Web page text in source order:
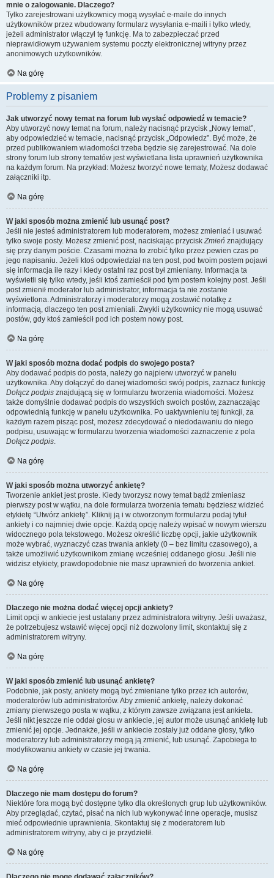
mnie o zalogowanie. Dlaczego?
Tylko zarejestrowani użytkownicy mogą wysyłać e-maile do innych
użytkowników przez wbudowany formularz wysyłania e-maili i tylko wtedy,
jeżeli administrator włączył tę funkcję. Ma to zabezpieczać przed
nieprawidłowym używaniem systemu poczty elektronicznej witryny przez
anonimowych użytkowników.
Na górę
Problemy z pisaniem
Jak utworzyć nowy temat na forum lub wysłać odpowiedź w temacie?
Aby utworzyć nowy temat na forum, należy nacisnąć przycisk „Nowy temat”,
aby odpowiedzieć w temacie, nacisnąć przycisk „Odpowiedz”. Być może, że
przed publikowaniem wiadomości trzeba będzie się zarejestrować. Na dole
strony forum lub strony tematów jest wyświetlana lista uprawnień użytkownika
na każdym forum. Na przykład: Możesz tworzyć nowe tematy, Możesz dodawać
załączniki itp.
Na górę
W jaki sposób można zmienić lub usunąć post?
Jeśli nie jesteś administratorem lub moderatorem, możesz zmieniać i usuwać
tylko swoje posty. Możesz zmienić post, naciskając przyciskZmień znajdujący
się przy danym poście. Czasami można to zrobić tylko przez pewien czas po
jego napisaniu. Jeżeli ktoś odpowiedział na ten post, pod twoim postem pojawi
się informacja ile razy i kiedy ostatni raz post był zmieniany. Informacja ta
wyświetli się tylko wtedy, jeśli ktoś zamieścił pod tym postem kolejny post. Jeśli
post zmienił moderator lub administrator, informacja ta nie zostanie
wyświetlona. Administratorzy i moderatorzy mogą zostawić notatkę z
informacją, dlaczego ten post zmieniali. Zwykli użytkownicy nie mogą usuwać
postów, gdy ktoś zamieścił pod ich postem nowy post.
Na górę
W jaki sposób można dodać podpis do swojego posta?
Aby dodawać podpis do posta, należy go najpierw utworzyć w panelu
użytkownika. Aby dołączyć do danej wiadomości swój podpis, zaznacz funkcję
Dołącz podpis znajdującą się w formularzu tworzenia wiadomości. Możesz
także domyślnie dodawać podpis do wszystkich swoich postów, zaznaczając
odpowiednią funkcję w panelu użytkownika. Po uaktywnieniu tej funkcji, za
każdym razem pisząc post, możesz zdecydować o niedodawaniu do niego
podpisu, usuwając w formularzu tworzenia wiadomości zaznaczenie z pola
Dołącz podpis.
Na górę
W jaki sposób można utworzyć ankietę?
Tworzenie ankiet jest proste. Kiedy tworzysz nowy temat bądź zmieniasz
pierwszy post w wątku, na dole formularza tworzenia tematu będziesz widzieć
etykietę “Utwórz ankietę”. Kliknij ją i w otworzonym formularzu podaj tytuł
ankiety i co najmniej dwie opcje. Każdą opcję należy wpisać w nowym wierszu
widocznego pola tekstowego. Możesz określić liczbę opcji, jakie użytkownik
może wybrać, wyznaczyć czas trwania ankiety (0 – bez limitu czasowego), a
także umożliwić użytkownikom zmianę wcześniej oddanego głosu. Jeśli nie
widzisz etykiety, prawdopodobnie nie masz uprawnień do tworzenia ankiet.
Na górę
Dlaczego nie można dodać więcej opcji ankiety?
Limit opcji w ankiecie jest ustalany przez administratora witryny. Jeśli uważasz,
że potrzebujesz wstawić więcej opcji niż dozwolony limit, skontaktuj się z
administratorem witryny.
Na górę
W jaki sposób zmienić lub usunąć ankietę?
Podobnie, jak posty, ankiety mogą być zmieniane tylko przez ich autorów,
moderatorów lub administratorów. Aby zmienić ankietę, należy dokonać
zmiany pierwszego posta w wątku, z którym zawsze związana jest ankieta.
Jeśli nikt jeszcze nie oddał głosu w ankiecie, jej autor może usunąć ankietę lub
zmienić jej opcje. Jednakże, jeśli w ankiecie zostały już oddane głosy, tylko
moderatorzy lub administratorzy mogą ją zmienić, lub usunąć. Zapobiega to
modyfikowaniu ankiety w czasie jej trwania.
Na górę
Dlaczego nie mam dostępu do forum?
Niektóre fora mogą być dostępne tylko dla określonych grup lub użytkowników.
Aby przeglądać, czytać, pisać na nich lub wykonywać inne operacje, musisz
mieć odpowiednie uprawnienia. Skontaktuj się z moderatorem lub
administratorem witryny, aby ci je przydzielił.
Na górę